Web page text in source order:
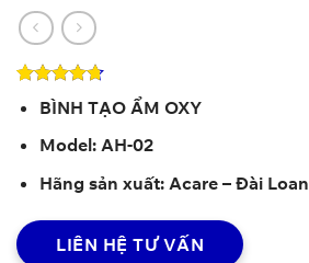
4.72trên 5
dựa trên
BÌNH TẠO ẨM OXY
Model: AH-02
Hãng sản xuất: Acare – Đài Loan
LIÊN HỆ TƯ VẤN